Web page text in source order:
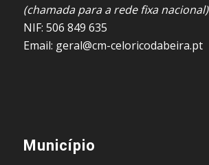
(chamada para a rede fixa nacional)
NIF: 506 849 635
Email: geral@cm-celoricodabeira.pt
Município